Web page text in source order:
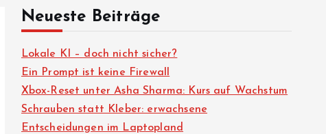
Neueste Beiträge
Lokale KI – doch nicht sicher?
Ein Prompt ist keine Firewall
Xbox-Reset unter Asha Sharma: Kurs auf Wachstum
Schrauben statt Kleber: erwachsene
Entscheidungen im Laptopland